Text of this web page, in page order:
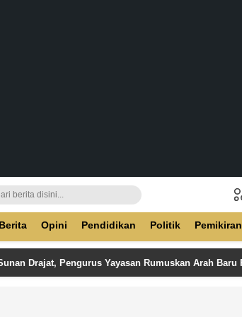
Berita Opini Pendidikan Politik
Drajat, Pengurus Yayasan Rumuskan Arah Baru